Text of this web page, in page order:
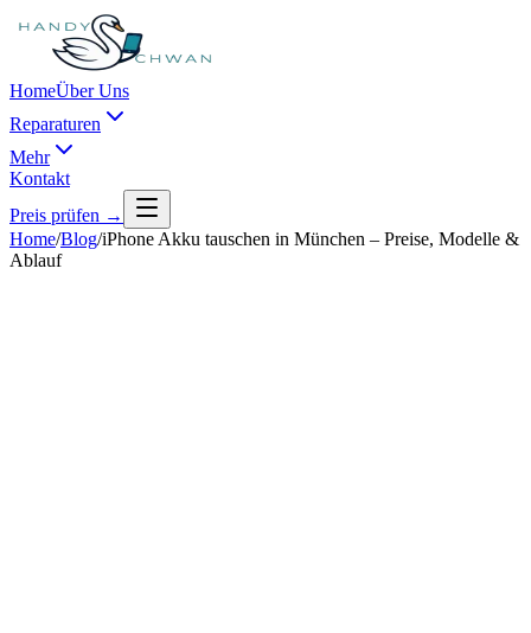
HomeÜber Uns
Reparaturen
Mehr
Kontakt
Preis prüfen →
Home/Blog/iPhone Akku tauschen in München – Preise, Modelle &
Ablauf